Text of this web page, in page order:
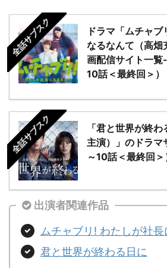
全話サブスク
ドラマ「ムチャ
なるなんて（高畑
画配信サイト一覧
10話＜最終回＞）
全話サブスク
「君と世界が終
主演）」のドラマ
～10話＜最終回
出演者関連作品
ムチャブリ! わたしが社
君と世界が終わる日に